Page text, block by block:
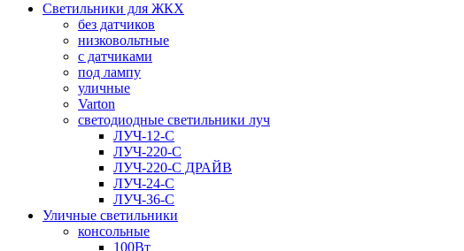
Светильники для ЖКХ
без датчиков
низковольтные
с датчиками
под лампу
уличные
Varton
светодиодные светильники луч
ЛУЧ-12-С
ЛУЧ-220-С
ЛУЧ-220-С ДРАЙВ
ЛУЧ-24-С
ЛУЧ-36-С
Уличные светильники
консольные
100Вт